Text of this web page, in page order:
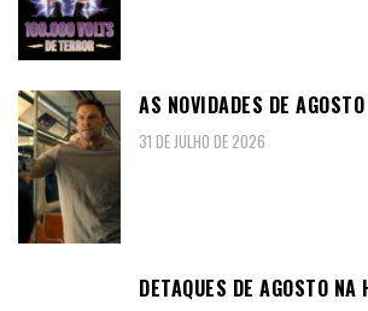
AS NOVIDADES DE
31 DE JULHO DE 2026
DETAQUES DE AGOSTO NA